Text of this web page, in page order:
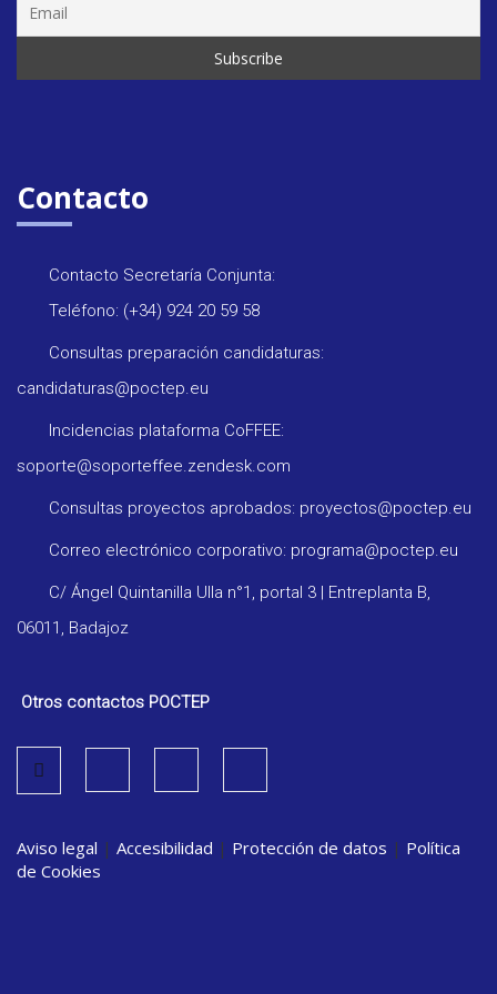
Contacto
Contacto Secretaría Conjunta:
Teléfono: (+34) 924 20 59 58
Consultas preparación candidaturas:
candidaturas@poctep.eu
Incidencias plataforma CoFFEE:
soporte@soporteffee.zendesk.com
Consultas proyectos aprobados: proyectos@poctep.eu
Correo electrónico corporativo: programa@poctep.eu
C/ Ángel Quintanilla Ulla n°1, portal 3 | Entreplanta B,
06011, Badajoz
Otros contactos POCTEP
Aviso legal | Accesibilidad | Protección de datos | Política
de Cookies